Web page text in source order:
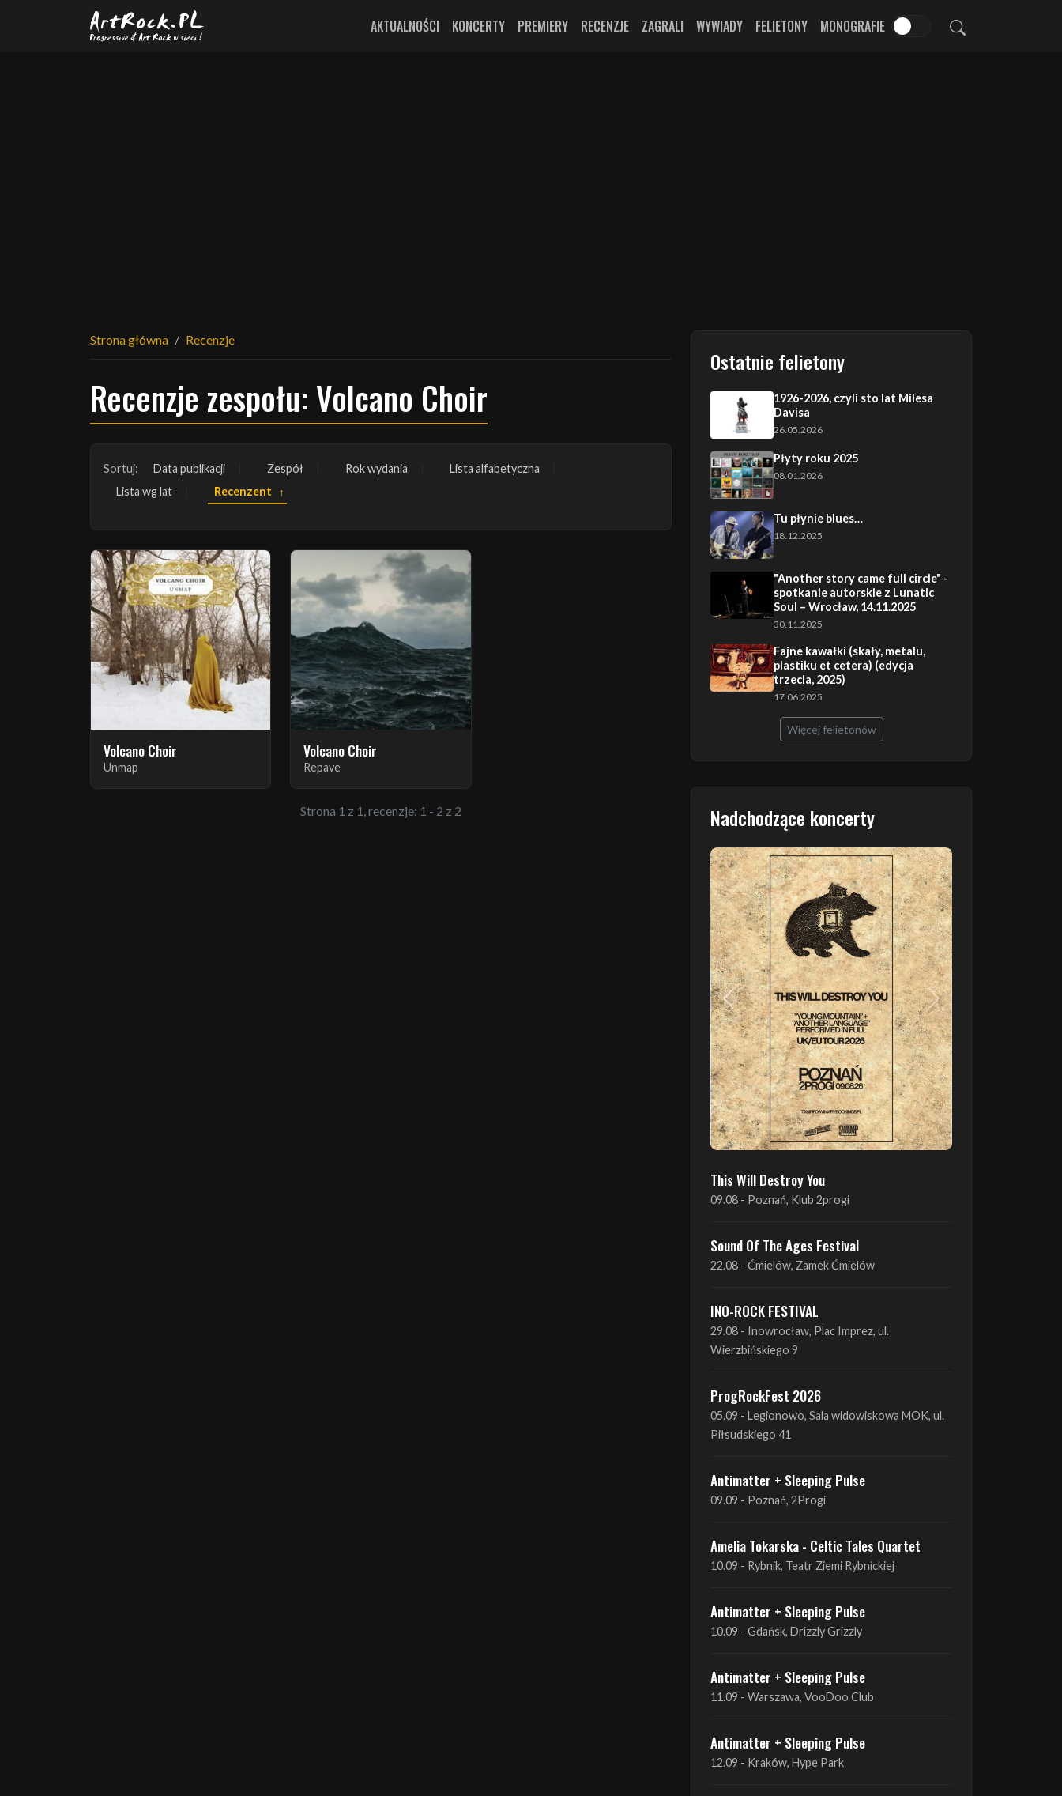
Przejdź do treści głównej
AKTUALNOŚCI KONCERTY PREMIERY RECENZJE ZAGRALI WYWIADY FELIETONY MONOGRAFIE
Strona główna Recenzje
Recenzje zespołu: Volcano Choir
Sortuj: Data publikacji Zespół Rok wydania
Lista alfabetyczna
Lista wg lat
Recenzent
Volcano Choir
Unmap
Volcano Choir
Repave
Strona 1 z 1, recenzje: 1 - 2 z 2
Ostatnie felietony
1926-2026, czyli sto lat Milesa
Davisa
26.05.2026
Płyty roku 2025
08.01.2026
Tu płynie blues…
18.12.2025
"Another story came full circle" -
spotkanie autorskie z Lunatic
Soul – Wrocław, 14.11.2025
30.11.2025
Fajne kawałki (skały, metalu,
plastiku et cetera) (edycja
trzecia, 2025)
17.06.2025
Więcej felietonów
Nadchodzące koncerty
Poprzedni Następny
This Will Destroy You
09.08 - Poznań, Klub 2progi
Sound Of The Ages Festival
22.08 - Ćmielów, Zamek Ćmielów
INO-ROCK FESTIVAL
29.08 - Inowrocław, Plac Imprez, ul.
Wierzbińskiego 9
ProgRockFest 2026
05.09 - Legionowo, Sala widowiskowa MOK, ul.
Piłsudskiego 41
Antimatter + Sleeping Pulse
09.09 - Poznań, 2Progi
Amelia Tokarska - Celtic Tales Quartet
10.09 - Rybnik, Teatr Ziemi Rybnickiej
Antimatter + Sleeping Pulse
10.09 - Gdańsk, Drizzly Grizzly
Antimatter + Sleeping Pulse
11.09 - Warszawa, VooDoo Club
Antimatter + Sleeping Pulse
12.09 - Kraków, Hype Park